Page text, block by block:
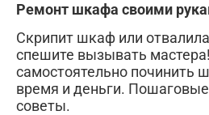
Ремонт шкафа своими
Скрипит шкаф или
спешите вызывать
самостоятельно починить
время и деньги.
советы.